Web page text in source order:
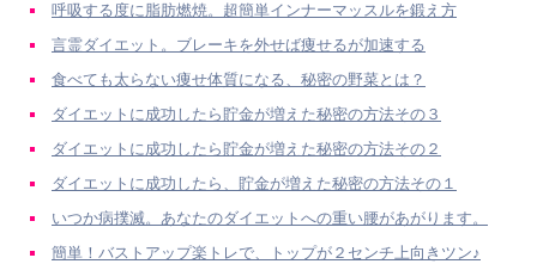
呼吸する度に脂肪燃焼。超簡単インナーマッスルを鍛え方
言霊ダイエット。ブレーキを外せば痩せるが加速する
食べても太らない痩せ体質になる、秘密の野菜とは？
ダイエットに成功したら貯金が増えた秘密の方法その３
ダイエットに成功したら貯金が増えた秘密の方法その２
ダイエットに成功したら、貯金が増えた秘密の方法その１
いつか病撲滅。あなたのダイエットへの重い腰があがります。
簡単！バストアップ楽トレで、トップが２センチ上向きツン♪